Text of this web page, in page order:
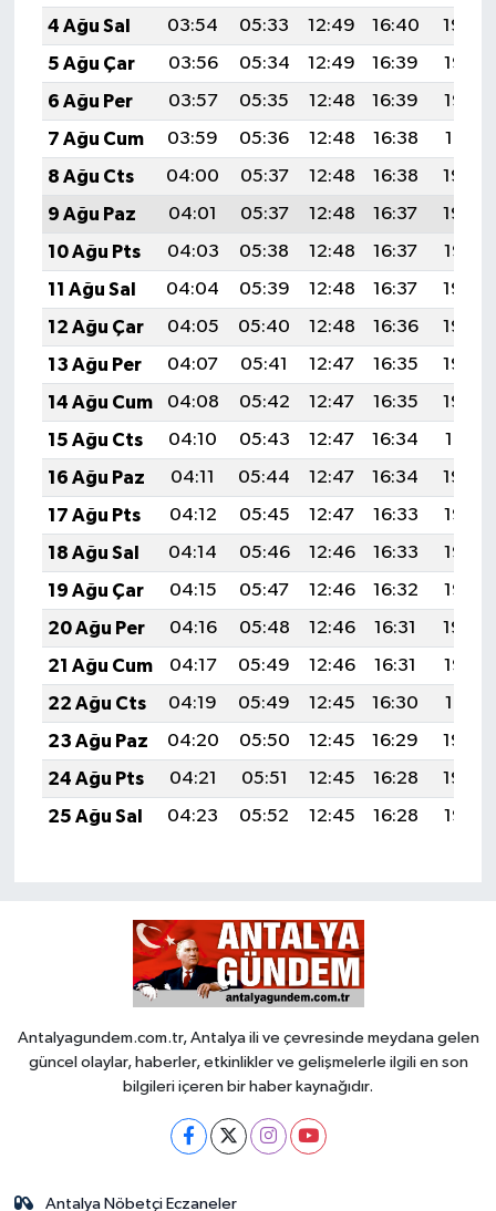
4 Ağu Sal
03:54 05:33 12:49 16:40
19:54
5 Ağu Çar
03:56 05:34 12:49 16:39
19:53
6 Ağu Per
03:57 05:35 12:48 16:39
19:52
7 Ağu Cum
03:59 05:36 12:48 16:38
19:51
8 Ağu Cts
04:00 05:37 12:48 16:38
19:50
9 Ağu Paz
04:01 05:37 12:48 16:37
19:49
10 Ağu Pts
04:03 05:38 12:48 16:37
19:47
11 Ağu Sal
04:04 05:39 12:48 16:37
19:46
12 Ağu Çar
04:05 05:40 12:48 16:36
19:45
13 Ağu Per
04:07 05:41 12:47 16:35
19:44
14 Ağu Cum
04:08 05:42 12:47 16:35
19:42
15 Ağu Cts
04:10 05:43 12:47 16:34
19:41
16 Ağu Paz
04:11 05:44 12:47 16:34
19:40
17 Ağu Pts
04:12 05:45 12:47 16:33
19:38
18 Ağu Sal
04:14 05:46 12:46 16:33
19:37
19 Ağu Çar
04:15 05:47 12:46 16:32
19:36
20 Ağu Per
04:16 05:48 12:46 16:31
19:34
21 Ağu Cum
04:17 05:49 12:46 16:31
19:33
22 Ağu Cts
04:19 05:49 12:45 16:30
19:31
23 Ağu Paz
04:20 05:50 12:45 16:29
19:30
24 Ağu Pts
04:21 05:51 12:45 16:28
19:29
25 Ağu Sal
04:23 05:52 12:45 16:28 19:27
Antalyagundem.com.tr, Antalya ili ve çevresinde meydana gelen
güncel olaylar, haberler, etkinlikler ve gelişmelerle ilgili en son
bilgileri içeren bir haber kaynağıdır.
Antalya Nöbetçi Eczaneler